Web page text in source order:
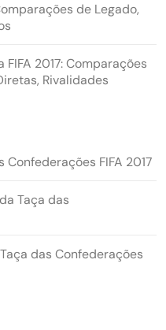
de Legado,
2017: Comparações
Rivalidades
FIFA 2017
Taça das
das Confederações